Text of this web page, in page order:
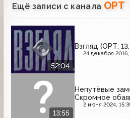
Ещё записи с канала ОРТ
52:04
Взгляд (ОРТ,
24 декабря 2016,
13:55
Непутёвые
Скромное
2 июня 2024,